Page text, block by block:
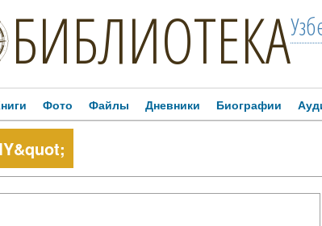
БИБЛИОТЕКА
Фото Файлы Дневники Биографии